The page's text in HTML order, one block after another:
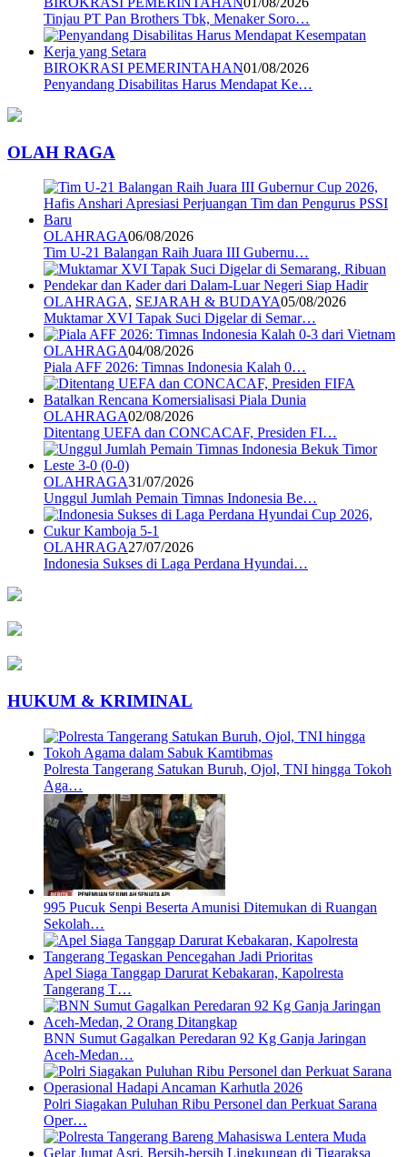
Tinjau PT Pan Brothers Tbk, Menaker Soro…
BIROKRASI PEMERINTAHAN01/08/2026
Penyandang Disabilitas Harus Mendapat Ke…
OLAH RAGA
OLAHRAGA06/08/2026
Tim U-21 Balangan Raih Juara III Gubernu…
OLAHRAGA, SEJARAH & BUDAYA05/08/2026
Muktamar XVI Tapak Suci Digelar di Semar…
OLAHRAGA04/08/2026
Piala AFF 2026: Timnas Indonesia Kalah 0…
OLAHRAGA02/08/2026
Ditentang UEFA dan CONCACAF, Presiden FI…
OLAHRAGA31/07/2026
Unggul Jumlah Pemain Timnas Indonesia Be…
OLAHRAGA27/07/2026
Indonesia Sukses di Laga Perdana Hyundai…
HUKUM & KRIMINAL
Polresta Tangerang Satukan Buruh, Ojol, TNI hingga Tokoh
Aga…
995 Pucuk Senpi Beserta Amunisi Ditemukan di Ruangan
Sekolah…
Apel Siaga Tanggap Darurat Kebakaran, Kapolresta
Tangerang T…
BNN Sumut Gagalkan Peredaran 92 Kg Ganja Jaringan
Aceh-Medan…
Polri Siagakan Puluhan Ribu Personel dan Perkuat Sarana
Oper…